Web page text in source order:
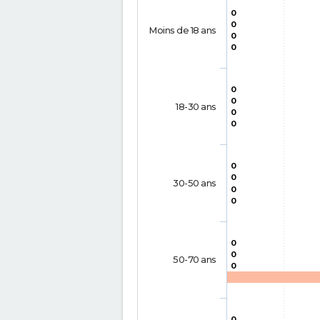
0
0
0
0
0
0
0
0
0
0
0
0
0
0
0
Moins de 18 ans
18-30 ans
30-50 ans
50-70 ans